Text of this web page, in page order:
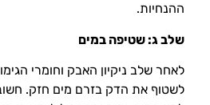
ההנחיות.
שלב ג: שטיפה במים
לאחר שלב ניקיון האבק וחומרי
לשטוף את הדק בזרם מים חזק. חשוב